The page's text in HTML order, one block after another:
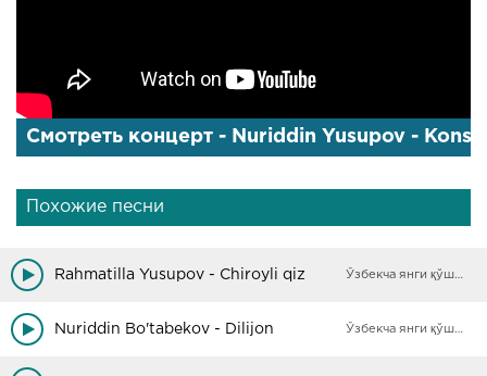
Смотреть концерт - Nuriddin Yusupov -
Похожие песни
Rahmatilla Yusupov - Chiroyli qiz Ўзбекча янги қўшиқлар
Nuriddin Bo'tabekov - Dilijon Ўзбекча янги қўшиқлар